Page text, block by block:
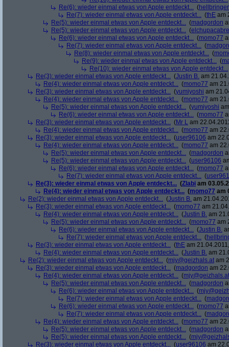
Re(6): wieder einmal etwas von Apple entdeckt... (hellbringer
Re(7): wieder einmal etwas von Apple entdeckt... (thE am
Re(5): wieder einmal etwas von Apple entdeckt... (madgordon
Re(5): wieder einmal etwas von Apple entdeckt... (elchupacabre
Re(6): wieder einmal etwas von Apple entdeckt... (momo77
Re(7): wieder einmal etwas von Apple entdeckt... (
Re(8): wieder einmal etwas von Apple entdeckt... (
Re(9): wieder einmal etwas von Apple entdeckt... (
Re(10): wieder einmal etwas von Apple entdeckt...
Re(3): wieder einmal etwas von Apple entdeckt... (Justin B. am
Re(4): wieder einmal etwas von Apple entdeckt... (momo77 am
Re(3): wieder einmal etwas von Apple entdeckt... (yumiyoshi am
Re(4): wieder einmal etwas von Apple entdeckt... (momo77 am
Re(5): wieder einmal etwas von Apple entdeckt... (yumiyoshi
Re(6): wieder einmal etwas von Apple entdeckt... (momo77
Re(3): wieder einmal etwas von Apple entdeckt... (Mr L am
Re(4): wieder einmal etwas von Apple entdeckt... (momo77 am
Re(3): wieder einmal etwas von Apple entdeckt... (user96106 am
Re(4): wieder einmal etwas von Apple entdeckt... (momo77 am
Re(5): wieder einmal etwas von Apple entdeckt... (madgordon
Re(5): wieder einmal etwas von Apple entdeckt... (user96106
Re(6): wieder einmal etwas von Apple entdeckt... (momo77
Re(7): wieder einmal etwas von Apple entdeckt... (
Re(3): wieder einmal etwas von Apple entdeckt... (Zlabi am
Re(4): wieder einmal etwas von Apple entdeckt... (momo77 am
Re(2): wieder einmal etwas von Apple entdeckt... (Justin B. am
Re(3): wieder einmal etwas von Apple entdeckt... (momo77 am
Re(4): wieder einmal etwas von Apple entdeckt... (Justin B. am
Re(5): wieder einmal etwas von Apple entdeckt... (momo77 am
Re(6): wieder einmal etwas von Apple entdeckt... (Justin B.
Re(7): wieder einmal etwas von Apple entdeckt... (
Re(3): wieder einmal etwas von Apple entdeckt... (thE am
Re(4): wieder einmal etwas von Apple entdeckt... (Justin B. am
Re(2): wieder einmal etwas von Apple entdeckt... (mjy@geizhals.at am
Re(3): wieder einmal etwas von Apple entdeckt... (madgordon am
Re(4): wieder einmal etwas von Apple entdeckt... (mjy@geizhals.at
Re(5): wieder einmal etwas von Apple entdeckt... (madgordon
Re(6): wieder einmal etwas von Apple entdeckt... (
Re(7): wieder einmal etwas von Apple entdeckt... (
Re(6): wieder einmal etwas von Apple entdeckt... (momo77
Re(7): wieder einmal etwas von Apple entdeckt... (
Re(4): wieder einmal etwas von Apple entdeckt... (momo77 am
Re(5): wieder einmal etwas von Apple entdeckt... (madgordon
Re(5): wieder einmal etwas von Apple entdeckt... (
Re(3): wieder einmal etwas von Apple entdeckt... (user96106 am